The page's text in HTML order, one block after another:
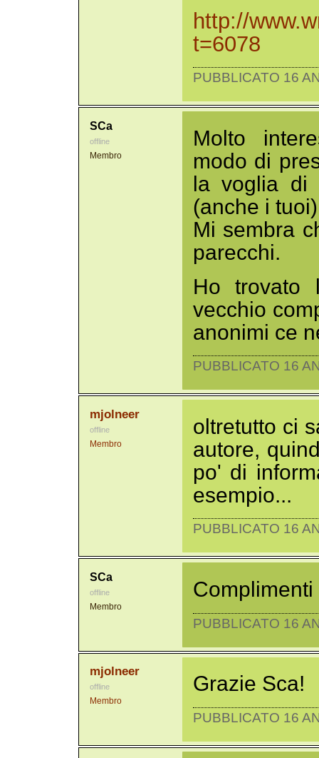
http://
t=6078
PUBBLICATO 16
SCa
offline
Membro
Molto
modo di
la voglia di
(anche i
Mi sembra
parecchi.
Ho trovato
vecchio
anonimi ce
PUBBLICATO 16
mjolneer
offline
Membro
oltretutto ci
autore,
po' di
esempio...
PUBBLICATO 16
SCa
offline
Membro
PUBBLICATO 16
mjolneer
offline
Membro
Grazie Sca!
PUBBLICATO 16